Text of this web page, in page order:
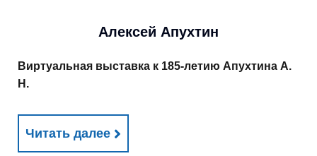
Алексей Апухтин
Виртуальная выставка к 185-летию Апухтина А.
Н.
Читать далее